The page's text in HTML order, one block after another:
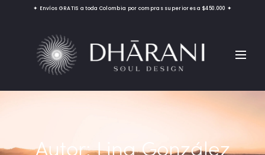
✦ Envíos GRATIS a toda Colombia por compras superiores a $450.000 ✦
Autor:Lina González